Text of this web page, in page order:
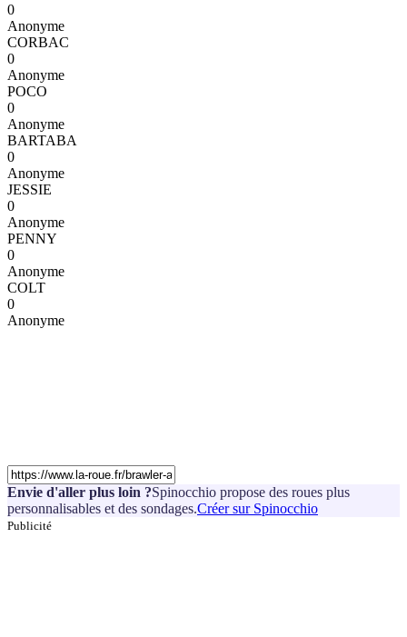
0
Anonyme
CORBAC
0
Anonyme
POCO
0
Anonyme
BARTABA
0
Anonyme
JESSIE
0
Anonyme
PENNY
0
Anonyme
COLT
0
Anonyme
Envie d'aller plus loin ?Spinocchio propose des roues plus
personnalisables et des sondages.Créer sur Spinocchio
Publicité